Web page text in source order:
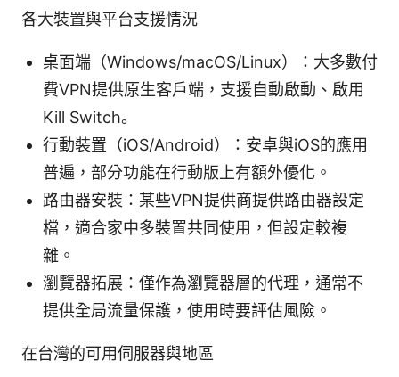
各大裝置與平台支援情況
桌面端（Windows/macOS/Linux）：大多數付
費VPN提供原生客戶端，支援自動啟動、啟用
Kill Switch。
行動裝置（iOS/Android）：安卓與iOS的應用
普遍，部分功能在行動版上有額外優化。
路由器安裝：某些VPN提供商提供路由器設定
檔，適合家中多裝置共同使用，但設定較複
雜。
瀏覽器拓展：僅作為瀏覽器層的代理，通常不
提供全局流量保護，使用時要評估風險。
在台灣的可用伺服器與地區